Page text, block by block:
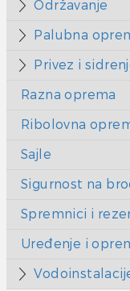
Održavanje
Palubna
Privez i
Razna oprema
Ribolovna
Sajle
Sigurnost na
Spremnici i
Uređenje i